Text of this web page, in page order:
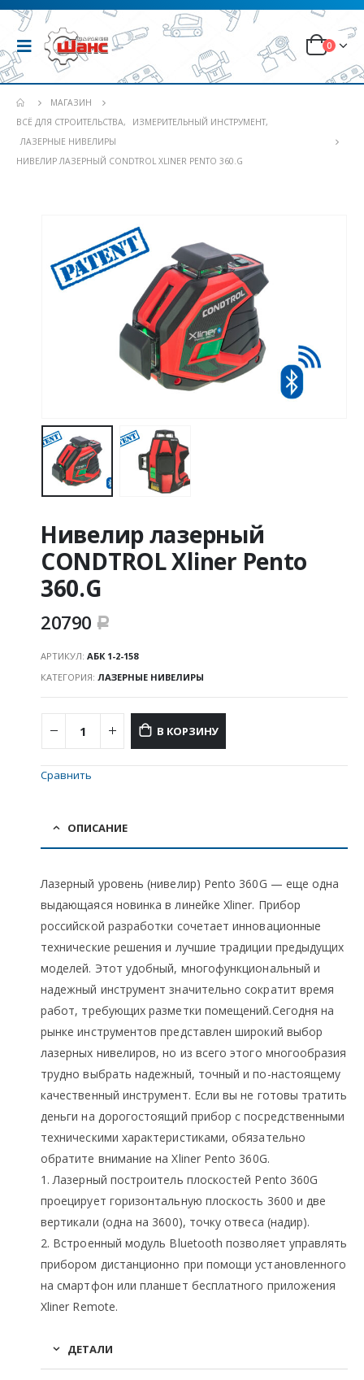
0
МАГАЗИН
ВСЁ ДЛЯ СТРОИТЕЛЬСТВА, ИЗМЕРИТЕЛЬНЫЙ ИНСТРУМЕНТ,
ЛАЗЕРНЫЕ НИВЕЛИРЫ
НИВЕЛИР ЛАЗЕРНЫЙ CONDTROL XLINER PENTO 360.G
Нивелир лазерный
CONDTROL Xliner Pento
360.G
20790 Р
АРТИКУЛ: АБК 1-2-158
КАТЕГОРИЯ: ЛАЗЕРНЫЕ НИВЕЛИРЫ
В КОРЗИНУ
Сравнить
ОПИСАНИЕ
Лазерный уровень (нивелир) Pento 360G — еще одна
выдающаяся новинка в линейке Xliner. Прибор
российской разработки сочетает инновационные
технические решения и лучшие традиции предыдущих
моделей. Этот удобный, многофункциональный и
надежный инструмент значительно сократит время
работ, требующих разметки помещений.Сегодня на
рынке инструментов представлен широкий выбор
лазерных нивелиров, но из всего этого многообразия
трудно выбрать надежный, точный и по-настоящему
качественный инструмент. Если вы не готовы тратить
деньги на дорогостоящий прибор с посредственными
техническими характеристиками, обязательно
обратите внимание на Xliner Pento 360G.
1. Лазерный построитель плоскостей Pento 360G
проецирует горизонтальную плоскость 3600 и две
вертикали (одна на 3600), точку отвеса (надир).
2. Встроенный модуль Bluetooth позволяет управлять
прибором дистанционно при помощи установленного
на смартфон или планшет бесплатного приложения
Xliner Remote.
ДЕТАЛИ